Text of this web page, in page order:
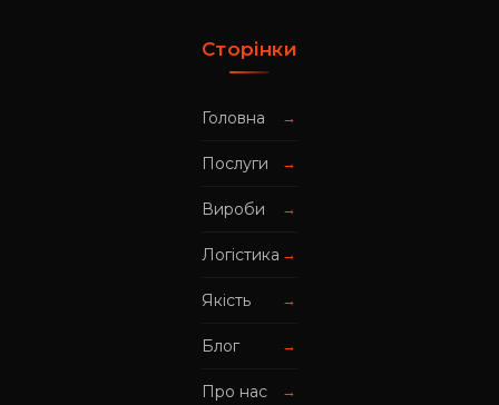
Сторінки
Головна →
Послуги →
Вироби →
Логістика →
Якість →
Блог →
Про нас →